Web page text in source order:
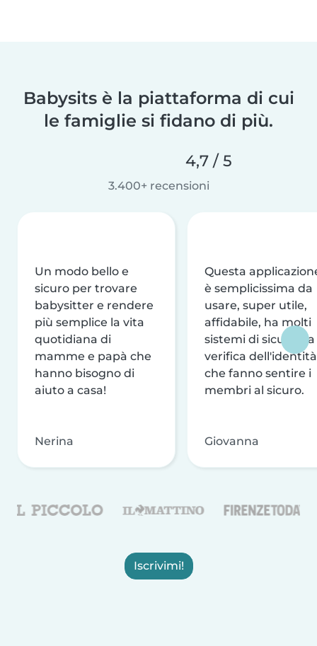
Babysits è la piattaforma di cui
le famiglie si fidano di più.
4,7 / 5
3.400+ recensioni
Un modo bello e
sicuro per trovare
babysitter e rendere
più semplice la vita
quotidiana di
mamme e papà che
hanno bisogno di
aiuto a casa!
Nerina
Questa
è semplicissima da
usare, super utile,
affidabile, ha molti
sistemi di sicurezza
verifica dell'identità
che fanno sentire i
membri al sicuro.
Giovanna
Iscrivimi!